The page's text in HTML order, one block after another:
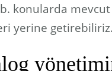
konularda mevcut
yerine getirebiliriz.